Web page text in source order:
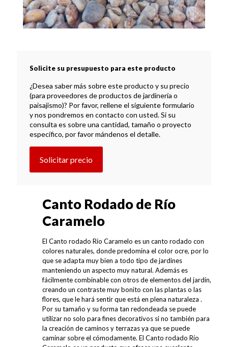
Solicite su presupuesto para este producto
¿Desea saber más sobre este producto y su precio
(para proveedores de productos de jardinería o
paisajismo)? Por favor, rellene el siguiente formulario
y nos pondremos en contacto con usted. Si su
consulta es sobre una cantidad, tamaño o proyecto
específico, por favor mándenos el detalle.
Solicitar precio
Canto Rodado de Río
Caramelo
El Canto rodado Río Caramelo es un canto rodado con
colores naturales, donde predomina el color ocre, por lo
que se adapta muy bien a todo tipo de jardines
manteniendo un aspecto muy natural. Además es
fácilmente combinable con otros de elementos del jardín,
creando un contraste muy bonito con las plantas o las
flores, que le hará sentir que está en plena naturaleza .
Por su tamaño y su forma tan redondeada se puede
utilizar no solo para fines decorativos si no también para
la creación de caminos y terrazas ya que se puede
caminar sobre el cómodamente. El Canto rodado Río